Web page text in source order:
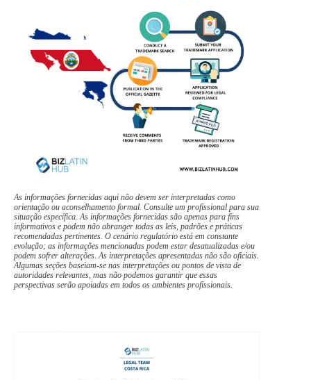
As informações fornecidas aqui não devem ser interpretadas como
orientação ou aconselhamento formal. Consulte um profissional para sua
situação específica. As informações fornecidas são apenas para fins
informativos e podem não abranger todas as leis, padrões e práticas
recomendadas pertinentes. O cenário regulatório está em constante
evolução; as informações mencionadas podem estar desatualizadas e/ou
podem sofrer alterações. As interpretações apresentadas não são oficiais.
Algumas seções baseiam-se nas interpretações ou pontos de vista de
autoridades relevantes, mas não podemos garantir que essas
perspectivas serão apoiadas em todos os ambientes profissionais.